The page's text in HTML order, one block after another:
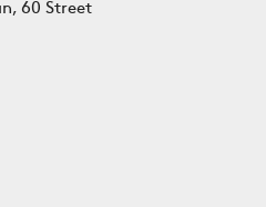
60 Street